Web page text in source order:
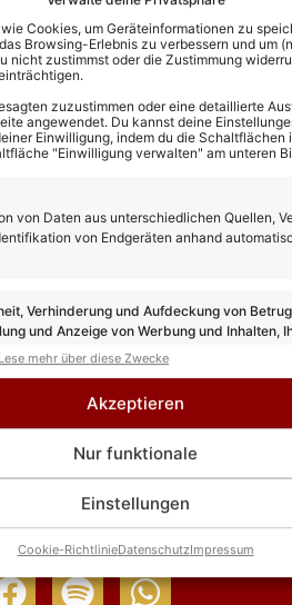
Cookies, um Geräteinformationen zu
Browsing-Erlebnis zu verbessern und um
nicht zustimmst oder die Zustimmung
zuzustimmen oder eine detaillierte
angewendet. Du kannst deine
Einwilligung, indem du die
"Einwilligung verwalten" am unteren
von Daten aus unterschiedlichen Quellen,
von Endgeräten anhand
Verhinderung und Aufdeckung von
und Anzeige von Werbung und Inhalten,
speichern und übermitteln.
Lese mehr über diese Zwecke
Akzeptieren
Nur funktionale
Einstellungen
Cookie-RichtlinieDatenschutzImpressum
auch interessieren:
Mattli und Malika Dzumaev: Mit
Fotos heizen sie die Liebesgerüchte
an!
Zucker zeigt sich nach Tod von Bonnie
Dance“ Tour 2026: Auch No Angels-
Nadja Benaissa nun bestätigt!